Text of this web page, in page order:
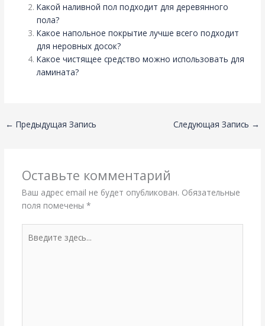
Какой наливной пол подходит для деревянного
пола?
Какое напольное покрытие лучше всего подходит
для неровных досок?
Какое чистящее средство можно использовать для
ламината?
← Предыдущая Запись Следующая Запись →
Оставьте комментарий
Ваш адрес email не будет опубликован. Обязательные
поля помечены *
здесь...